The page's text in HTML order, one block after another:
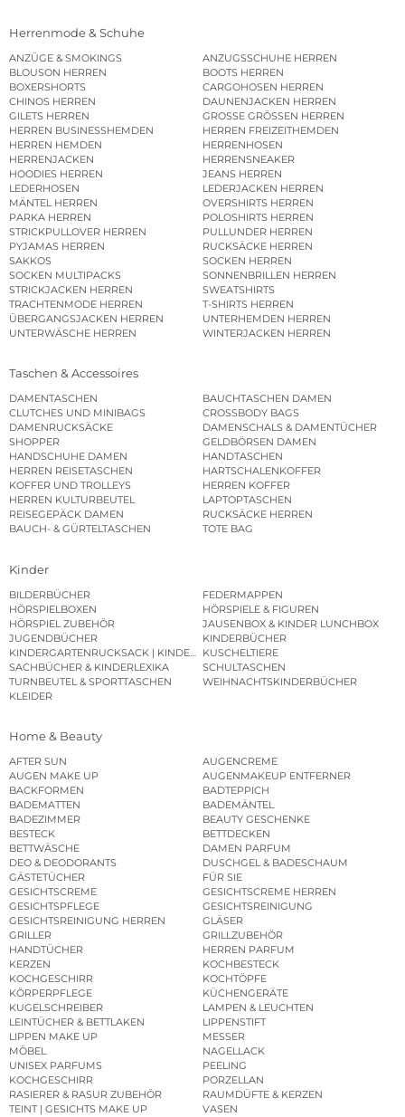
Herrenmode & Schuhe
ANZÜGE & SMOKINGS
ANZUGSSCHUHE HERREN
BLOUSON HERREN
BOOTS HERREN
BOXERSHORTS
CARGOHOSEN HERREN
CHINOS HERREN
DAUNENJACKEN HERREN
GILETS HERREN
GROSSE GRÖSSEN HERREN
HERREN BUSINESSHEMDEN
HERREN FREIZEITHEMDEN
HERREN HEMDEN
HERRENHOSEN
HERRENJACKEN
HERRENSNEAKER
HOODIES HERREN
JEANS HERREN
LEDERHOSEN
LEDERJACKEN HERREN
MÄNTEL HERREN
OVERSHIRTS HERREN
PARKA HERREN
POLOSHIRTS HERREN
STRICKPULLOVER HERREN
PULLUNDER HERREN
PYJAMAS HERREN
RUCKSÄCKE HERREN
SAKKOS
SOCKEN HERREN
SOCKEN MULTIPACKS
SONNENBRILLEN HERREN
STRICKJACKEN HERREN
SWEATSHIRTS
TRACHTENMODE HERREN
T-SHIRTS HERREN
ÜBERGANGSJACKEN HERREN
UNTERHEMDEN HERREN
UNTERWÄSCHE HERREN
WINTERJACKEN HERREN
Taschen & Accessoires
DAMENTASCHEN
BAUCHTASCHEN DAMEN
CLUTCHES UND MINIBAGS
CROSSBODY BAGS
DAMENRUCKSÄCKE
DAMENSCHALS & DAMENTÜCHER
SHOPPER
GELDBÖRSEN DAMEN
HANDSCHUHE DAMEN
HANDTASCHEN
HERREN REISETASCHEN
HARTSCHALENKOFFER
KOFFER UND TROLLEYS
HERREN KOFFER
HERREN KULTURBEUTEL
LAPTOPTASCHEN
REISEGEPÄCK DAMEN
RUCKSÄCKE HERREN
BAUCH- & GÜRTELTASCHEN
TOTE BAG
Kinder
BILDERBÜCHER
FEDERMAPPEN
HÖRSPIELBOXEN
HÖRSPIELE & FIGUREN
HÖRSPIEL ZUBEHÖR
JAUSENBOX & KINDER LUNCHBOX
JUGENDBÜCHER
KINDERBÜCHER
KINDERGARTENRUCKSACK | KINDERGARTENBEUTEL
KUSCHELTIERE
SACHBÜCHER & KINDERLEXIKA
SCHULTASCHEN
TURNBEUTEL & SPORTTASCHEN
WEIHNACHTSKINDERBÜCHER
KLEIDER
Home & Beauty
AFTER SUN
AUGENCREME
AUGEN MAKE UP
AUGENMAKEUP ENTFERNER
BACKFORMEN
BADTEPPICH
BADEMATTEN
BADEMÄNTEL
BADEZIMMER
BEAUTY GESCHENKE
BESTECK
BETTDECKEN
BETTWÄSCHE
DAMEN PARFUM
DEO & DEODORANTS
DUSCHGEL & BADESCHAUM
GÄSTETÜCHER
FÜR SIE
GESICHTSCREME
GESICHTSCREME HERREN
GESICHTSPFLEGE
GESICHTSREINIGUNG
GESICHTSREINIGUNG HERREN
GLÄSER
GRILLER
GRILLZUBEHÖR
HANDTÜCHER
HERREN PARFUM
KERZEN
KOCHBESTECK
KOCHGESCHIRR
KOCHTÖPFE
KÖRPERPFLEGE
KÜCHENGERÄTE
KUGELSCHREIBER
LAMPEN & LEUCHTEN
LEINTÜCHER & BETTLAKEN
LIPPENSTIFT
LIPPEN MAKE UP
MESSER
MÖBEL
NAGELLACK
UNISEX PARFUMS
PEELING
KOCHGESCHIRR
PORZELLAN
RASIERER & RASUR ZUBEHÖR
RAUMDÜFTE & KERZEN
TEINT | GESICHTS MAKE UP
VASEN